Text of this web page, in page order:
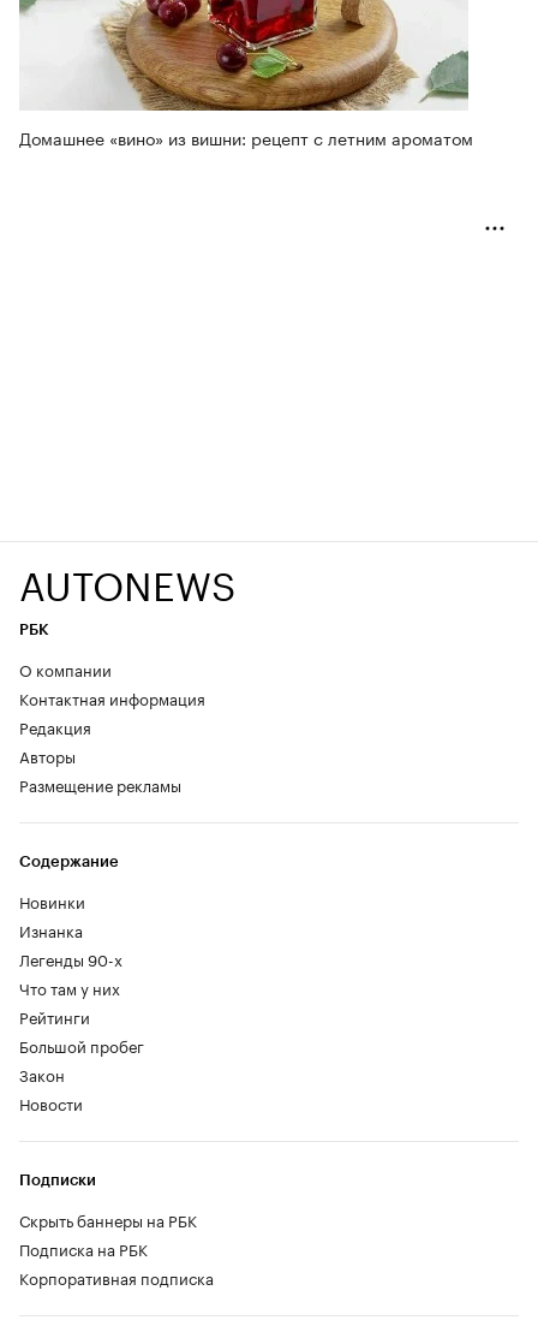
Домашнее «вино» из вишни: рецепт с летним ароматом
AUTONEWS
РБК
О компании
Контактная информация
Редакция
Авторы
Размещение рекламы
Содержание
Новинки
Изнанка
Легенды 90-х
Что там у них
Рейтинги
Большой пробег
Закон
Новости
Подписки
Скрыть баннеры на РБК
Подписка на РБК
Корпоративная подписка